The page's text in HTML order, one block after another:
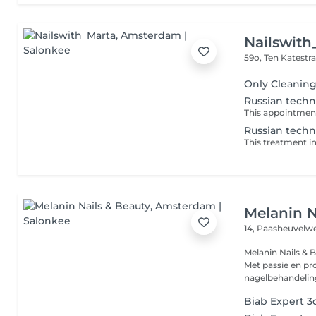
59o, Ten
Only
Russian
Russian
Melanin
14,
Melanin Nails &
Met passie en
Biab Expert